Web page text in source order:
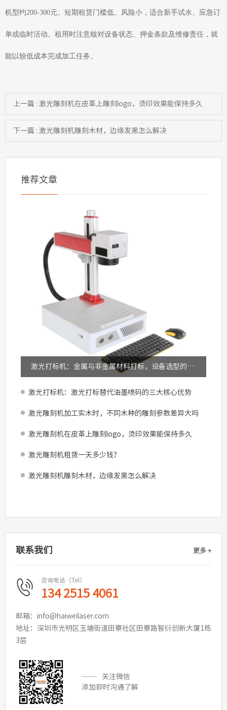
机型约200-300元。短期租赁门槛低、风险小，适合新手试水、应急订
单或临时活动。租用时注意核对设备状态、押金条款及维修责任，就
能以较低成本完成加工任务。
上一篇 : 激光雕刻机在皮革上雕刻logo，烫印效果能保持多久
下一篇 : 激光雕刻机雕刻木材，边缘发黑怎么解决
推荐文章
激光打标机：金属与非金属材料打标，设备选型的关键差异
激光打标机：激光打标替代油墨喷码的三大核心优势
激光雕刻机加工实木时，不同木种的雕刻参数差异大吗
激光雕刻机在皮革上雕刻logo，烫印效果能保持多久
激光雕刻机租赁一天多少钱？
激光雕刻机雕刻木材，边缘发黑怎么解决
联系我们 更多 +
咨询电话（Tel）
134 2515 4061
邮箱：info@haiweilaser.com
地址：深圳市光明区玉塘街道田寮社区田寮路智衍创新大厦1栋
3层
关注微信
添加即时沟通了解